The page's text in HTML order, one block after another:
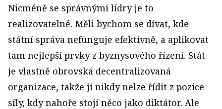
Nicméně se správnými lídry je to
realizovatelné. Měli bychom se dívat, kde
státní správa nefunguje efektivně, a aplikovat
tam nejlepší prvky z byznysového řízení. Stát
je vlastně obrovská decentralizovaná
organizace, takže ji nikdy nelze řídit z pozice
síly, kdy nahoře stojí něco jako diktátor. Ale